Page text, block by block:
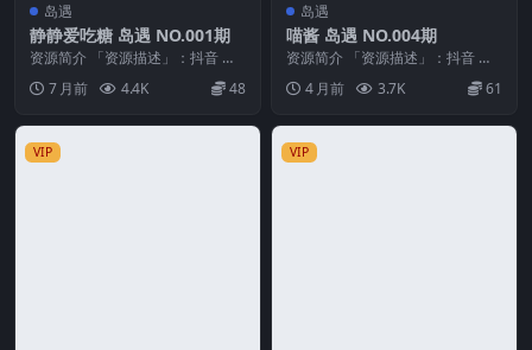
岛遇
静静爱吃糖 岛遇 NO.001期
资源简介 「资源描述」：抖音 静
静爱吃糖 岛遇 NO.001期 【9P8
V】 「...
7 月前 4.4K 48
岛遇
喵酱 岛遇 NO.004期
资源简介 「资源描述」：抖音 喵
酱 岛遇 NO.004期 【5V】 「资源
名称」...
4 月前 3.7K 61
VIP VIP